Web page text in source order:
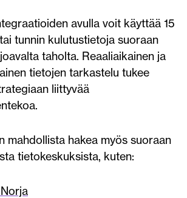
avulla voit käyttää 15
tunnin kulutustietoja suoraan
taholta. Reaaliaikainen ja
tietojen tarkastelu tukee
liittyvää
mahdollista hakea myös suoraan
tietokeskuksista, kuten: